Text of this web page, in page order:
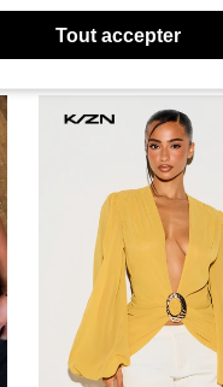
Tout accepter